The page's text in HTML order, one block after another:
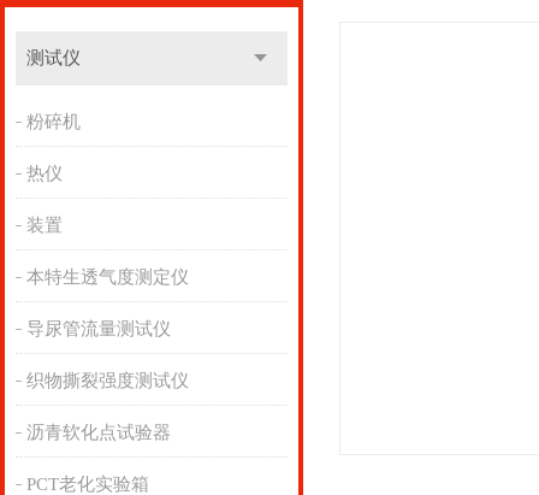
测试仪
粉碎机
热仪
装置
本特生透气度测定仪
导尿管流量测试仪
织物撕裂强度测试仪
沥青软化点试验器
PCT老化实验箱